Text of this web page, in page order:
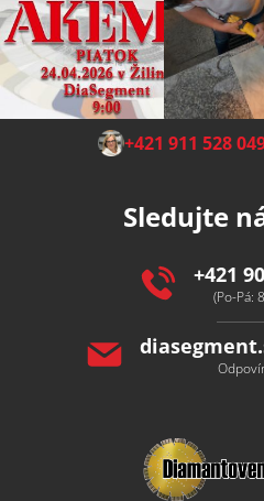
Z +421 911 528
Sledujte
+421
(Po-Pá: